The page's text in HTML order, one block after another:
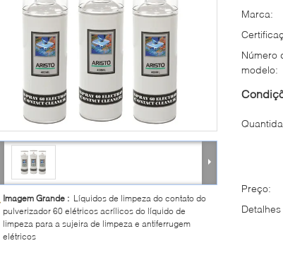
Imagem Grande : Líquidos de limpeza do contato do
pulverizador 60 elétricos acrílicos do líquido de
limpeza para a sujeira de limpeza e antiferrugem
elétricos
Marca:
Número
modelo:
Preço: